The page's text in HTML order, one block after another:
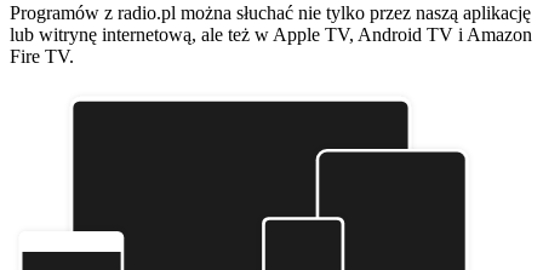
Programów z radio.pl można słuchać nie tylko przez naszą aplikację
lub witrynę internetową, ale też w Apple TV, Android TV i Amazon
Fire TV.